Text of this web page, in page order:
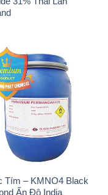
Tím – KMNO4 Black
Ấn Độ India